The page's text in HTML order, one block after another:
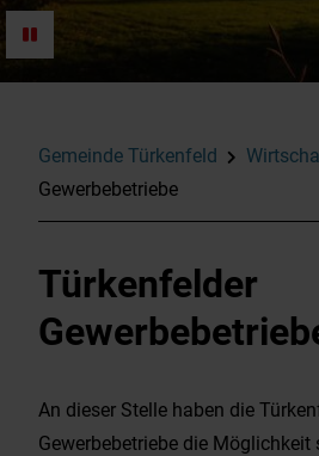
Rathaus &
Familie & Soziales
Wirtschaft &
EnergieMonitor
Gemeinde Türkenfeld
Gewerbebetriebe
Türkenfelder
An dieser Stelle haben die
Gewerbebetriebe die Möglichkeit